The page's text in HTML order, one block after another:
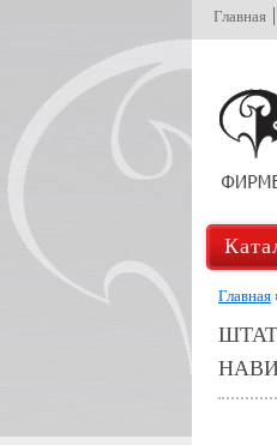
Главная
Главная